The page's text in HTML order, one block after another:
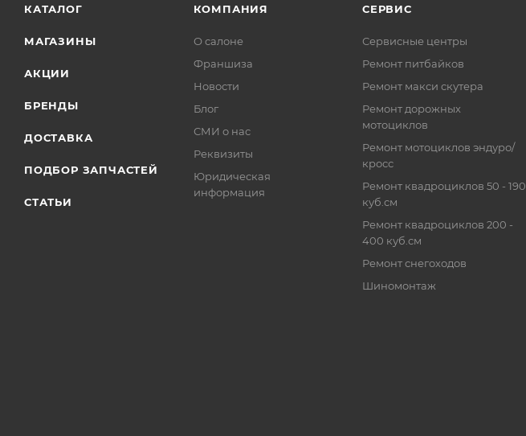
КАТАЛОГ
МАГАЗИНЫ
АКЦИИ
БРЕНДЫ
ДОСТАВКА
ПОДБОР ЗАПЧАСТЕЙ
СТАТЬИ
КОМПАНИЯ
О салоне
Франшиза
Новости
Блог
СМИ о нас
Реквизиты
Юридическая
информация
СЕРВИС
Сервисные центры
Ремонт питбайков
Ремонт макси скутера
Ремонт дорожных
мотоциклов
Ремонт мотоциклов эндуро/
кросс
Ремонт квадроциклов 50 - 190
куб.см
Ремонт квадроциклов 200 -
400 куб.см
Ремонт снегоходов
Шиномонтаж